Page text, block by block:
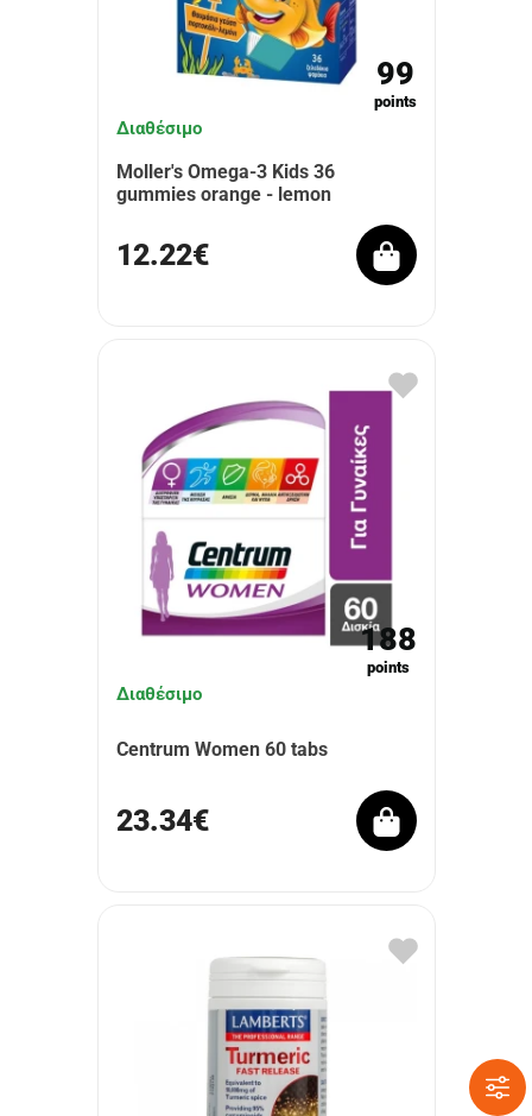
99
points
Διαθέσιμο
Moller's Omega-3 Kids 36
gummies orange - lemon
12.22€
188
points
Διαθέσιμο
Centrum Women 60 tabs
23.34€